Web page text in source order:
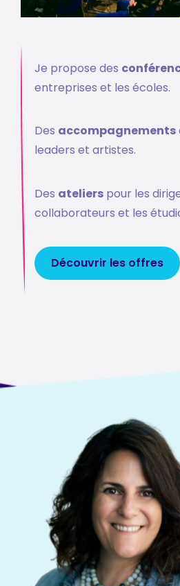
Je propose des
entreprises et les écoles.
Des accompagnements
leaders et artistes.
Des ateliers pour les
collaborateurs et les
Découvrir les offres